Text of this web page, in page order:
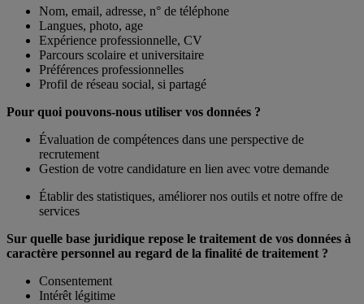
Nom, email, adresse, n° de téléphone
Langues, photo, age
Expérience professionnelle, CV
Parcours scolaire et universitaire
Préférences professionnelles
Profil de réseau social, si partagé
Pour quoi pouvons-nous utiliser vos données ?
Évaluation de compétences dans une perspective de
recrutement
Gestion de votre candidature en lien avec votre demande
Établir des statistiques, améliorer nos outils et notre offre de
services
Sur quelle base juridique repose le traitement de vos données à
caractère personnel au regard de la finalité de traitement ?
Consentement
Intérêt légitime